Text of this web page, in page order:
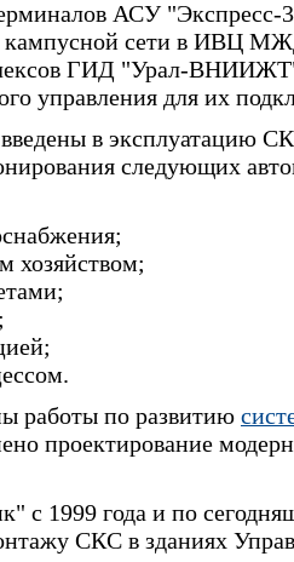
АСУ
кампусной сети в ИВЦ
ГИД "Урал-
управления для их
в эксплуатацию
следующих
хозяйством;
работы по развитию
проектирование
с 1999 года и по
СКС в зданиях